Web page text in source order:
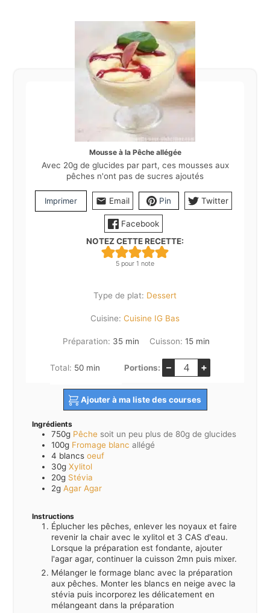
Mousse à la Pêche allégée
Avec 20g de glucides par part, ces mousses aux
pêches n'ont pas de sucres ajoutés
Imprimer Email Pin Twitter
Facebook
NOTEZ CETTE RECETTE:
5 pour 1 note
Type de plat: Dessert
Cuisine: Cuisine IG Bas
Préparation: 35minutes
min Cuisson: 15minutes
min
Total: 50minutes
min Portions: – +
Ajouter à ma liste des courses
Ingrédients
750g Pêche soit un peu plus de 80g de glucides
100g Fromage blanc allégé
4 blancs oeuf
30g Xylitol
20g Stévia
2g Agar Agar
Instructions
Éplucher les pêches, enlever les noyaux et faire
revenir la chair avec le xylitol et 3 CAS d'eau.
Lorsque la préparation est fondante, ajouter
l'agar agar, continuer la cuisson 2mn puis mixer.
Mélanger le formage blanc avec la préparation
aux pêches. Monter les blancs en neige avec la
stévia puis incorporez les délicatement en
mélangeant dans la préparation